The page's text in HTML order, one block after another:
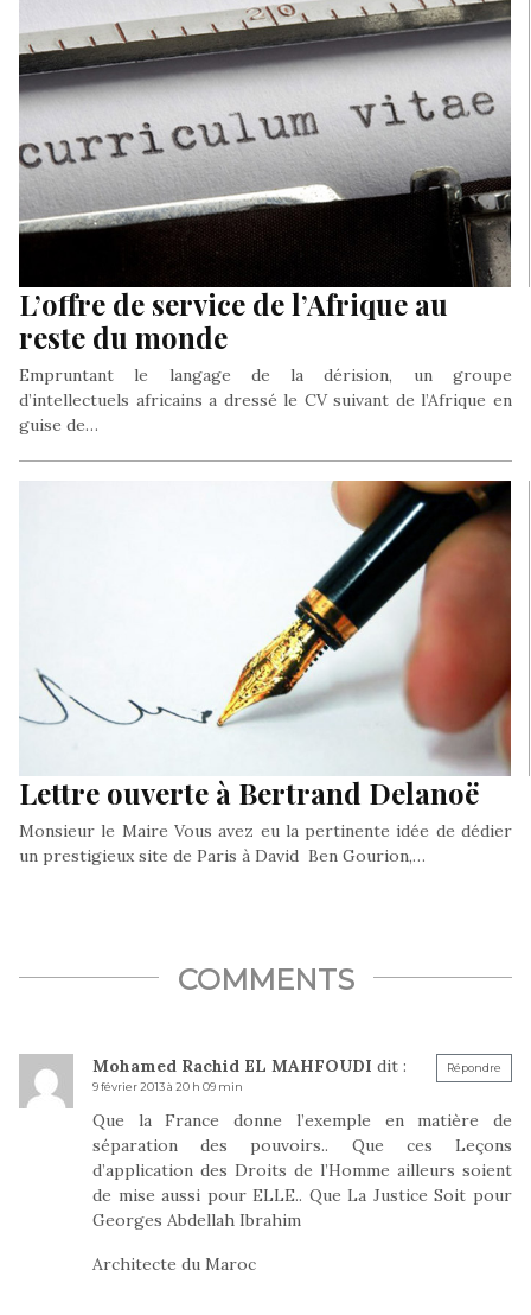
L’offre de service de l’Afrique au
reste du monde
Empruntant le langage de la dérision, un groupe
d’intellectuels africains a dressé le CV suivant de l’Afrique en
guise de…
Lettre ouverte à Bertrand Delanoë
Monsieur le Maire Vous avez eu la pertinente idée de dédier
un prestigieux site de Paris à David Ben Gourion,…
COMMENTS
Mohamed Rachid EL MAHFOUDI dit :
9 février 2013 à 20 h 09 min
Que la France donne l’exemple en matière de
séparation des pouvoirs.. Que ces Leçons
d’application des Droits de l’Homme ailleurs soient
de mise aussi pour ELLE.. Que La Justice Soit pour
Georges Abdellah Ibrahim
Architecte du Maroc
Répondre